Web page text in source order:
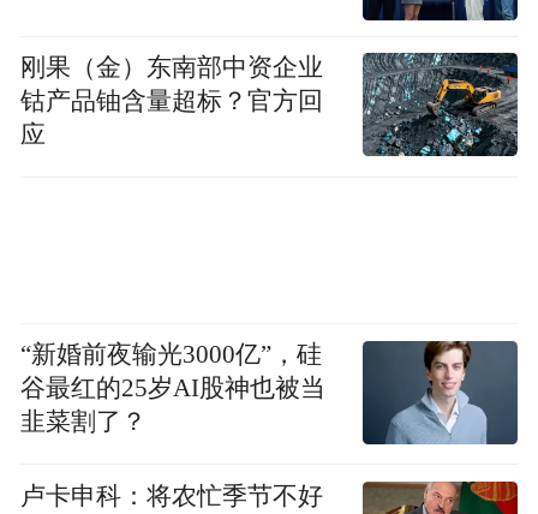
五溪大地的文旅盛宴已备好，随着第五届湖
南旅发大会的脚步临近，“三湘四水 相约湖
南”的品牌魅力将愈发彰显，“福地怀化 懂你
刚果（金）东南部中资企业
钴产品铀含量超标？官方回
应
“新婚前夜输光3000亿”，硅
谷最红的25岁AI股神也被当
韭菜割了？
卢卡申科：将农忙季节不好